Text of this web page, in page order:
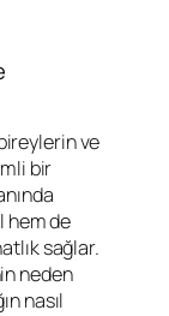
ve
bir
hem de
sağlar.
neden
nasıl